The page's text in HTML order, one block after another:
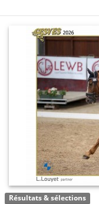
Résultats & sélections